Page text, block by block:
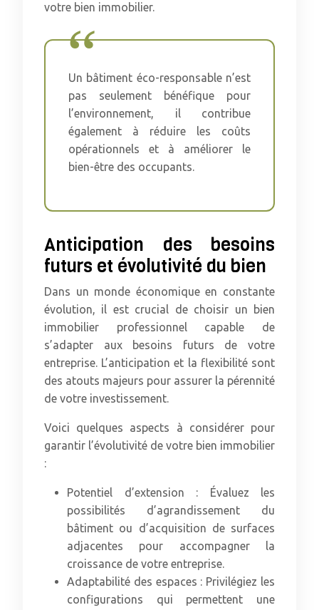
votre bien immobilier.
Un bâtiment éco-responsable n’est
pas seulement bénéfique pour
l’environnement, il contribue
également à réduire les coûts
opérationnels et à améliorer le
bien-être des occupants.
Anticipation des besoins
futurs et évolutivité du bien
Dans un monde économique en constante
évolution, il est crucial de choisir un bien
immobilier professionnel capable de
s’adapter aux besoins futurs de votre
entreprise. L’anticipation et la flexibilité sont
des atouts majeurs pour assurer la pérennité
de votre investissement.
Voici quelques aspects à considérer pour
garantir l’évolutivité de votre bien immobilier
:
Potentiel d’extension : Évaluez les
possibilités d’agrandissement du
bâtiment ou d’acquisition de surfaces
adjacentes pour accompagner la
croissance de votre entreprise.
Adaptabilité des espaces : Privilégiez les
configurations qui permettent une